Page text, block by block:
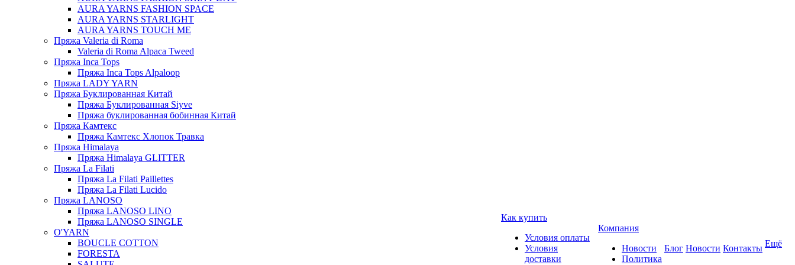
AURA YARNS FASHION SPACE
AURA YARNS STARLIGHT
AURA YARNS TOUCH ME
Пряжа Valeria di Roma
Valeria di Roma Alpaca Tweed
Пряжа Inca Tops
Пряжа Inca Tops Alpaloop
Пряжа LADY YARN
Пряжа Буклированная Китай
Пряжа Буклированная Siyve
Пряжа буклированная бобинная Китай
Пряжа Камтекс
Пряжа Камтекс Хлопок Травка
Пряжа Himalaya
Пряжа Himalaya GLITTER
Пряжа La Filati
Пряжа La Filati Paillettes
Пряжа La Filati Lucido
Пряжа LANOSO
Пряжа LANOSO LINO
Пряжа LANOSO SINGLE
O'YARN
BOUCLE COTTON
FORESTA
Как купить
Условия оплаты
Условия
доставки
Компания
Новости
Политика
Блог Новости Контакты Ещё